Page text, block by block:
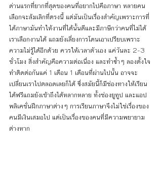
ด่านแรกที่ยากที่สุดของคนที่อยากไปคือภาษา หลายคน
เลือกจะล้มเลิกที่ตรงนี้ แต่มันเป็นเรื่องสำคัญเพราะการที่
ได้ภาษามันทำให้งานที่ได้นั้นดีและมีภาษีกว่าคนที่ไม่ได้
เราเลือกงานได้ แถมยังเลี่ยงการโดนเอาเปรียบเพราะ
ความไม่รู้ได้อีกด้วย ควรให้เวลาตัวเอง แค่วันละ 2-3
ชั่วโมง สิ่งสำคัญคือความต่อเนื่อง และทำซ้ำๆ ลองตั้งใจ
ทำติดต่อกันแค่ 1 เดือน 1 เดือนที่ผ่านไปนั้น อาจจะ
เปลี่ยนเราไปตลอดเลยก็ได้ ซึ่งสมัยนี้ก็มีช่องทางให้เรียน
ได้ฟรีแถมยังเข้าถึงได้หลากหลาย ทั้งช่องยูทูป และแอป
พลิเคชั่นฝึกภาษาต่างๆ การเรียนภาษาจึงไม่ใช่เรื่องของ
คนมีเงินเสมอไป แต่เป็นเรื่องของคนที่มีความพยายาม
ต่างหาก